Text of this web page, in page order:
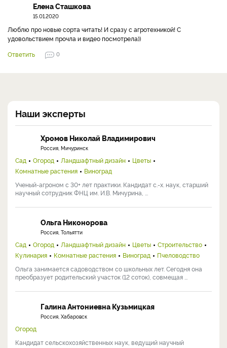
Елена Сташкова
15.01.2020
Люблю про новые сорта читать! И сразу с агротехникой! С
удовольствием прочла и видео посмотрела))
Ответить
0
Наши эксперты
Хромов Николай Владимирович
Россия, Мичуринск
Сад Огород Ландшафтный дизайн
Цветы
Комнатные растения
Виноград
Ученый-агроном с 30+ лет практики. Кандидат с.-х. наук, старший
научный сотрудник ФНЦ им. И.В. Мичурина, ...
Ольга Никонорова
Россия, Тольятти
Сад Огород Ландшафтный дизайн Цветы
Строительство
Кулинария
Комнатные растения Виноград
Пчеловодство
Ольга занимается садоводством со школьных лет. Сегодня она
преобразует родительский участок (12 соток), совмещая ...
Галина Антониевна Кузьмицкая
Россия, Хабаровск
Огород
Кандидат сельскохозяйственных наук, ведущий научный